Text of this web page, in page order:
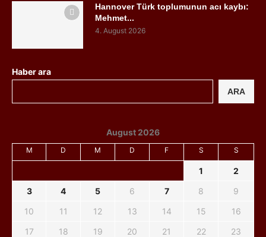
Hannover Türk toplumunun acı kaybı:
Mehmet...
4. August 2026
Haber ara
ARA
August 2026
M D M D F S S
1
2
3
4 5 6 7 8
9
10
11 12 13 14 15
16
17
18 19 20 21 22
23